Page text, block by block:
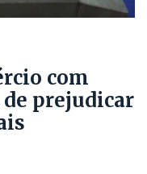
com
de prejudicar